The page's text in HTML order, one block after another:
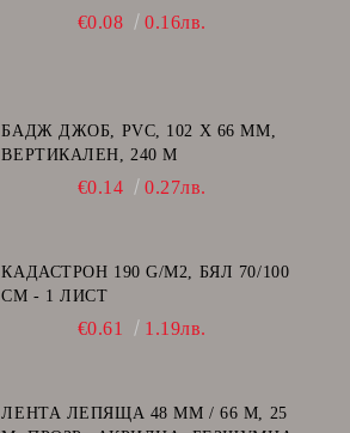
€0.08 0.16лв.
БАДЖ ДЖОБ, PVC, 102 Х 66 ММ,
ВЕРТИКАЛЕН, 240 Μ
€0.14 0.27лв.
КАДАСТРОН 190 G/M2, БЯЛ 70/100
СМ - 1 ЛИСТ
€0.61 1.19лв.
ЛЕНТА ЛЕПЯЩА 48 ММ / 66 М, 25